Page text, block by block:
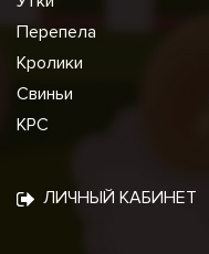
Перепела
Кролики
Свиньи
КРС
ЛИЧНЫЙ КАБИНЕТ